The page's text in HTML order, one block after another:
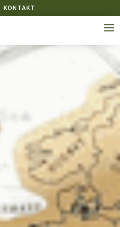
KONTAKT